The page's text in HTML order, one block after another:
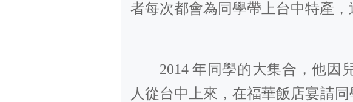
者每次都會為同學帶上台中特產，
2014年同學的大集合，他因
人從台中上來，在福華飯店宴請